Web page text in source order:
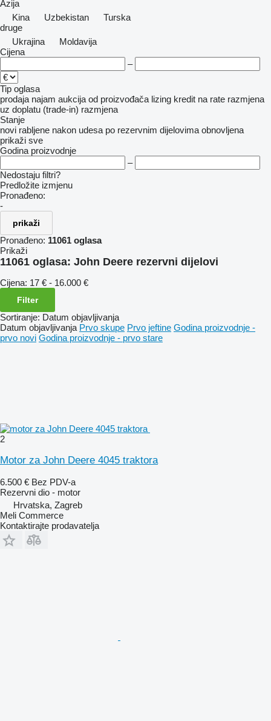
Azija
Kina
Uzbekistan
Turska
druge
Ukrajina
Moldavija
Cijena
–
Tip oglasa
prodaja najam aukcija od proizvođača lizing kredit na rate razmjena
uz doplatu (trade-in) razmjena
Stanje
novi rabljene nakon udesa po rezervnim dijelovima obnovljena
prikaži sve
Godina proizvodnje
–
Nedostaju filtri?
Predložite izmjenu
Pronađeno:
-
prikaži
Pronađeno: 11061 oglasa
Prikaži
11061 oglasa: John Deere rezervni dijelovi
Cijena: 17 € - 16.000 €
Filter
Sortiranje: Datum objavljivanja
Datum objavljivanja Prvo skupe Prvo jeftine Godina proizvodnje -
prvo novi Godina proizvodnje - prvo stare
2
Motor za John Deere 4045 traktora
6.500 € Bez PDV-a
Rezervni dio - motor
Hrvatska, Zagreb
Meli Commerce
Kontaktirajte prodavatelja